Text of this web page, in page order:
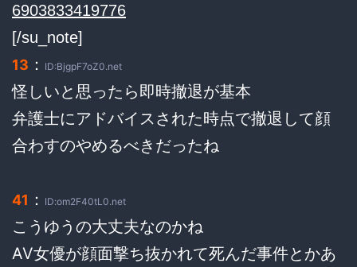
6903833419776
[/su_note]
13 ： ID:BjgpF7oZ0.net
怪しいと思ったら即時撤退が基本
弁護士にアドバイスされた時点で撤退して顔
合わすのやめるべきだったね
41 ： ID:om2F40tL0.net
こうゆうの大丈夫なのかね
AV女優が顔面撃ち抜かれて死んだ事件とかあ